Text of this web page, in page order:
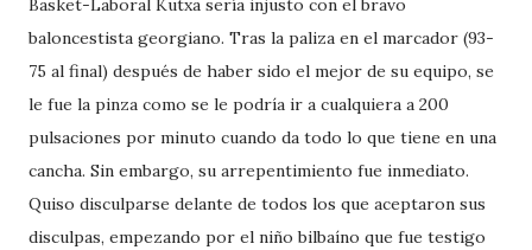
Basket-Laboral Kutxa sería injusto con el bravo
baloncestista georgiano. Tras la paliza en el marcador (93-
75 al final) después de haber sido el mejor de su equipo, se
le fue la pinza como se le podría ir a cualquiera a 200
pulsaciones por minuto cuando da todo lo que tiene en una
cancha. Sin embargo, su arrepentimiento fue inmediato.
Quiso disculparse delante de todos los que aceptaron sus
disculpas, empezando por el niño bilbaíno que fue testigo